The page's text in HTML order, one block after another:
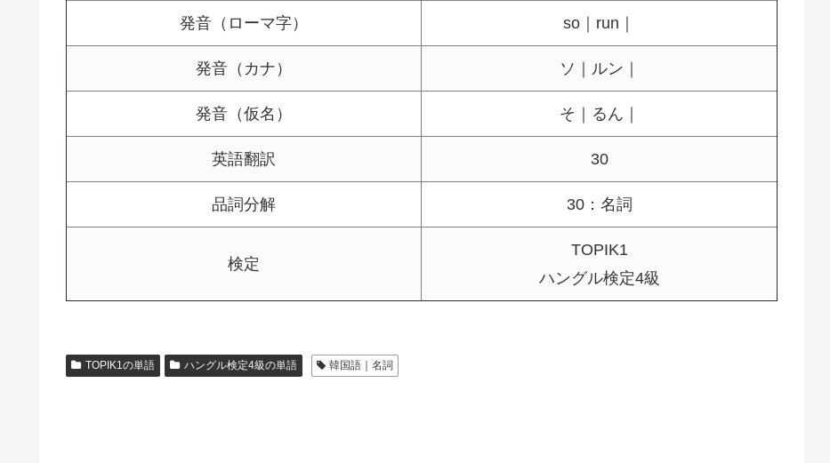
発音（ローマ字） so｜run｜
発音（カナ） ソ｜ルン｜
発音（仮名） そ｜るん｜
英語翻訳 30
品詞分解 30：名詞
検定
TOPIK1
ハングル検定4級
TOPIK1の単語 ハングル検定4級の単語 韓国語｜名詞